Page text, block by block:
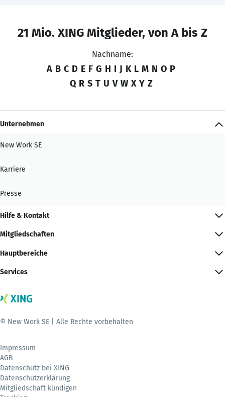
21 Mio. XING Mitglieder, von A bis Z
Nachname:
A B C D E F G H I J K L M N O P
Q R S T U V W X Y Z
Unternehmen
New Work SE
Karriere
Presse
Hilfe & Kontakt
Mitgliedschaften
Hauptbereiche
Services
© New Work SE | Alle Rechte vorbehalten
Impressum
AGB
Datenschutz bei XING
Datenschutzerklärung
Mitgliedschaft kündigen